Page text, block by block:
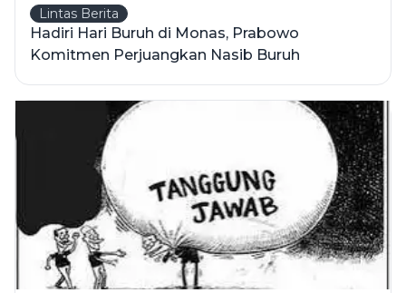
Lintas Berita
Hadiri Hari Buruh di Monas, Prabowo
Komitmen Perjuangkan Nasib Buruh